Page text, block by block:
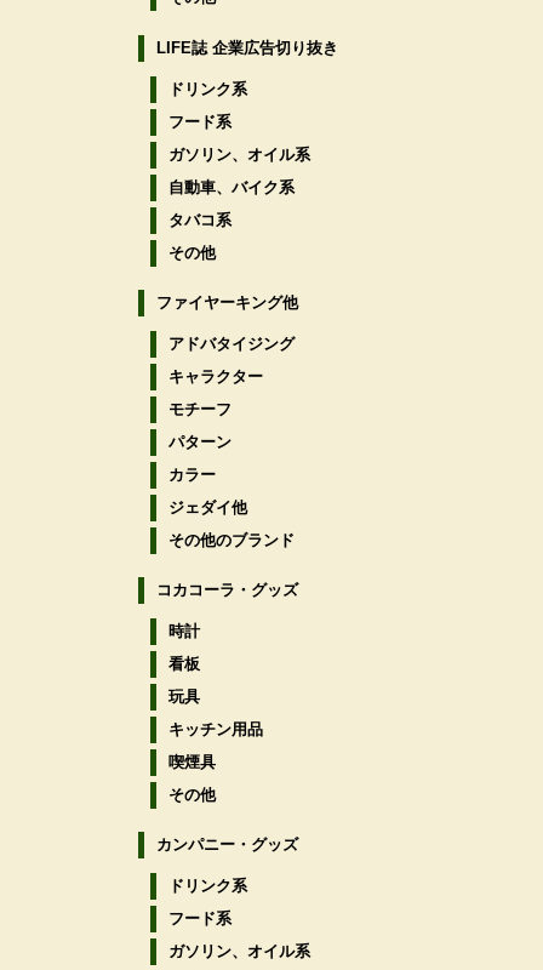
LIFE誌 企業広告切り抜き
ドリンク系
フード系
ガソリン、オイル系
自動車、バイク系
タバコ系
その他
ファイヤーキング他
アドバタイジング
キャラクター
モチーフ
パターン
カラー
ジェダイ他
その他のブランド
コカコーラ・グッズ
時計
看板
玩具
キッチン用品
喫煙具
その他
カンパニー・グッズ
ドリンク系
フード系
ガソリン、オイル系